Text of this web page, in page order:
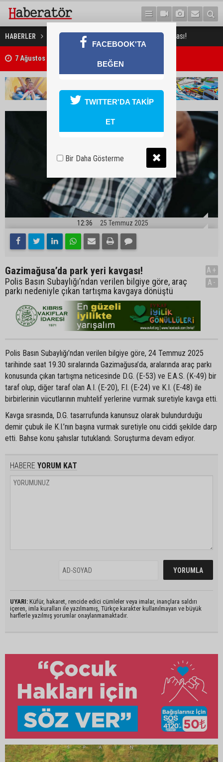
HABERLER GÜNDEM Gazimağusa’da park yeri kavgası!
7 Ağustos 2026 Döviz Kurları
12:36 25 Temmuz 2025
Gazimağusa’da park yeri kavgası!
Polis Basın Subaylığı’ndan verilen bilgiye göre, araç
parkı nedeniyle çıkan tartışma kavgaya dönüştü
A+
A-
Polis Basın Subaylığı’ndan verilen bilgiye göre, 24 Temmuz 2025
tarihinde saat 19.30 sıralarında Gazimağusa’da, aralarında araç parkı
konusunda çıkan tartışma neticesinde D.G. (E-53) ve E.A.S. (K-49) bir
taraf olup, diğer taraf olan A.I. (E-20), F.I. (E-24) ve K.I. (E-48) ile
birbirlerinin vücutlarının muhtelif yerlerine vurmak suretiyle kavga etti.
Kavga sırasında, D.G. tasarrufunda kanunsuz olarak bulundurduğu
demir çubuk ile K.I.’nın başına vurmak suretiyle onu ciddi şekilde darp
etti. Bahse konu şahıslar tutuklandı. Soruşturma devam ediyor.
HABERE YORUM KAT
UYARI: Küfür, hakaret, rencide edici cümleler veya imalar, inançlara saldırı
içeren, imla kuralları ile yazılmamış, Türkçe karakter kullanılmayan ve büyük
harflerle yazılmış yorumlar onaylanmamaktadır.
FACEBOOK'TA
BEĞEN
TWITTER'DA TAKİP
ET
Bir Daha Gösterme